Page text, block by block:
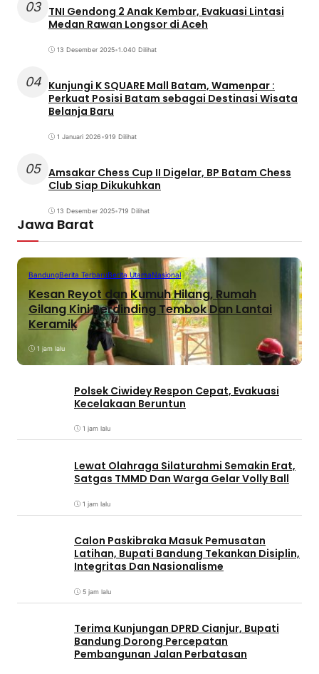
03 TNI Gendong 2 Anak Kembar, Evakuasi Lintasi
Medan Rawan Longsor di Aceh
13 Desember 2025•1.040 Dilihat
04 Kunjungi K SQUARE Mall Batam, Wamenpar :
Perkuat Posisi Batam sebagai Destinasi Wisata
Belanja Baru
1 Januari 2026•919 Dilihat
05 Amsakar Chess Cup II Digelar, BP Batam Chess
Club Siap Dikukuhkan
13 Desember 2025•719 Dilihat
Jawa Barat
BandungBerita TerbaruBerita UtamaNasional
Kesan Reyot dan Kumuh Hilang, Rumah
Gilang Kini Berdinding Tembok Dan Lantai
Keramik
1 jam lalu
Polsek Ciwidey Respon Cepat, Evakuasi
Kecelakaan Beruntun
1 jam lalu
Lewat Olahraga Silaturahmi Semakin Erat,
Satgas TMMD Dan Warga Gelar Volly Ball
1 jam lalu
Calon Paskibraka Masuk Pemusatan
Latihan, Bupati Bandung Tekankan Disiplin,
Integritas Dan Nasionalisme
5 jam lalu
Terima Kunjungan DPRD Cianjur, Bupati
Bandung Dorong Percepatan
Pembangunan Jalan Perbatasan